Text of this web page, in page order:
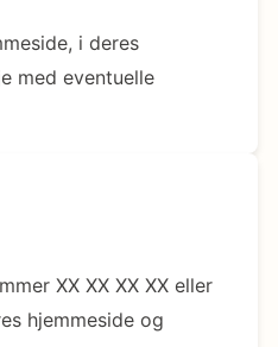
i deres
med eventuelle
XX XX XX XX eller
hjemmeside og